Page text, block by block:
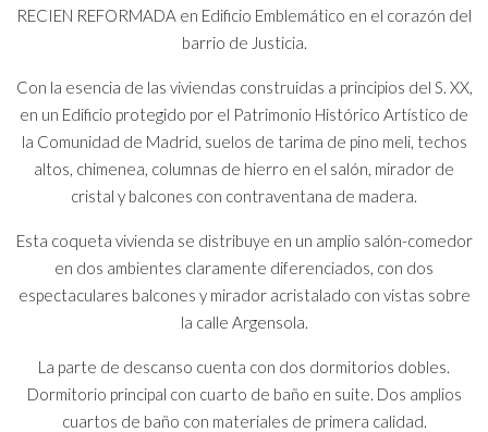
RECIEN REFORMADA en Edificio Emblemático en el corazón del
barrio de Justicia.
Con la esencia de las viviendas construidas a principios del S. XX,
en un Edificio protegido por el Patrimonio Histórico Artístico de
la Comunidad de Madrid, suelos de tarima de pino meli, techos
altos, chimenea, columnas de hierro en el salón, mirador de
cristal y balcones con contraventana de madera.
Esta coqueta vivienda se distribuye en un amplio salón-comedor
en dos ambientes claramente diferenciados, con dos
espectaculares balcones y mirador acristalado con vistas sobre
la calle Argensola.
La parte de descanso cuenta con dos dormitorios dobles.
Dormitorio principal con cuarto de baño en suite. Dos amplios
cuartos de baño con materiales de primera calidad.